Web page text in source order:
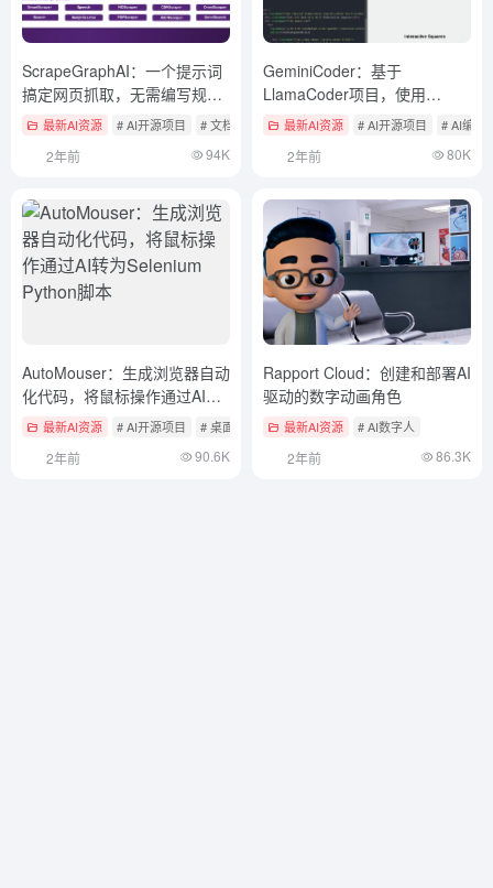
ScrapeGraphAI：一个提示词
搞定网页抓取，无需编写规则
智能网页内容提取工具
最新AI资源 # AI开源项目 # 文档提取与清洗
2年前 94K
GeminiCoder：基于
LlamaCoder项目，使用
Gemini API快速生成Web应用
最新AI资源 # AI开源项目 # AI编程
2年前 80K
AutoMouser：生成浏览器自动
化代码，将鼠标操作通过AI转
为Selenium Python脚本
最新AI资源 # AI开源项目 # 桌面自动化智能体
2年前 90.6K
Rapport Cloud：创建和部署AI
驱动的数字动画角色
最新AI资源 # AI数字人
2年前 86.3K